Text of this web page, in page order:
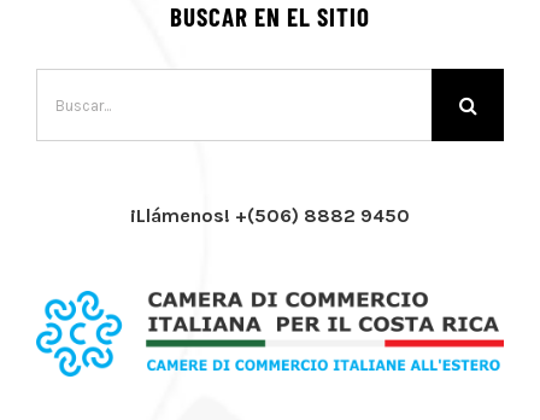
BUSCAR EN EL SITIO
¡Llámenos! +(506) 8882 9450